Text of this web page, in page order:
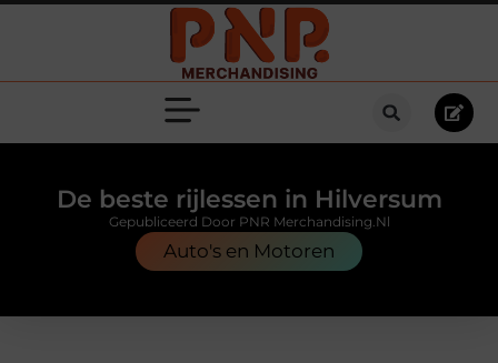
De beste rijlessen in Hilversum
Auto's en Motoren
Gepubliceerd Door PNR Merchandising.nl